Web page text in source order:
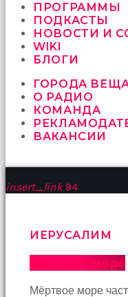
sikici
kocalar
güzel
karıları
öttürüyor
sex
hikayeleri
kızların
boşalarak
porno
yakın
arkadaş
ПРОГРАММЫ
ПОДКАСТЫ
НОВОСТИ И
WIKI
БЛОГИ
ГОРОДА
О РАДИО
КОМАНДА
ВАКАНСИИ
insert_link 94
ИЕРУСАЛИМ
Мёртвое море
Мёртвое море